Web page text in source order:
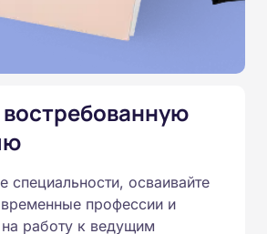
образования.
ведется по всем
N 534 в
с Федеральными
стандартами
образования.
специальности, осваивайте
профессии и
на работу к ведущим